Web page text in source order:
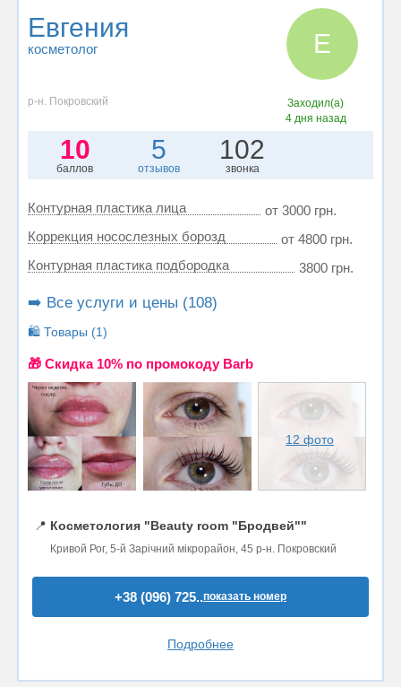
Евгения
косметолог Е
р-н. Покровский
Заходил(а)
4 дня назад
10
баллов
5
отзывов
102
звонка
Контурная пластика лица
от 3000 грн.
Коррекция носослезных борозд
от 4800 грн.
Контурная пластика подбородка
3800 грн.
➡️ Все услуги и цены (108)
🛍️ Товары (1)
🎁 Cкидка 10% по промокоду Barb
12 фото
📍 Косметология "Beauty room "Бродвей""
Кривой Рог, 5-й Зарічний мікрорайон, 45 р-н. Покровский
+38 (096) 725..показать номер
Подробнее